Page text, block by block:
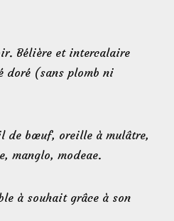
Bélière et intercalaire
doré (sans plomb ni
de bœuf, oreille à mulâtre,
manglo, modeae.
à souhait grâce à son